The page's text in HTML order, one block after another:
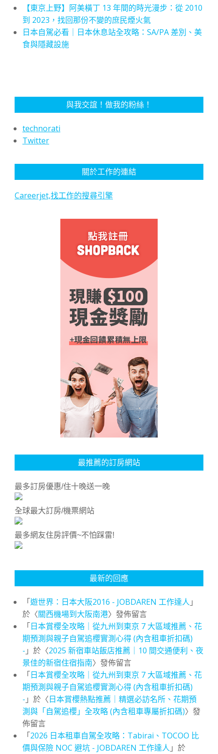
【東京上野】阿美橫丁 13 年間的時光漫步：從 2010
到 2023，找回那份不變的庶民煙火氣
日本自駕必看｜日本休息站全攻略：SA/PA 差別、美
食與隱藏設施
與我交誼！做我的粉絲！
technorati
Twitter
關於工作的連結
Careerjet,找工作的搜尋引擎
最推薦的訂房網站
最多訂房優惠/住十晚送一晚
全球最大訂房/機票網站
最多網友住房評價~不怕踩雷!
最新的回應
「遊世界：日本大阪2016 - JOBDAREN 工作達人 」
於〈關西機場到大阪南港〉發佈留言
「日本賞櫻全攻略｜從九州到東京 7 大區域推薦、花
期預測與親子自駕追櫻實測心得 (內含租車折扣碼)
- 」於〈2025 新宿車站飯店推薦｜10 間交通便利、夜
景佳的新宿住宿指南〉發佈留言
「日本賞櫻全攻略｜從九州到東京 7 大區域推薦、花
期預測與親子自駕追櫻實測心得 (內含租車折扣碼)
- 」於〈日本賞櫻熱點推薦｜精選必訪名所、花期預
測與「自駕追櫻」全攻略 (內含租車專屬折扣碼)〉發
佈留言
「2026 日本租車自駕全攻略：Tabirai、TOCOO 比
價與保險 NOC 避坑 - JOBDAREN 工作達人 」於